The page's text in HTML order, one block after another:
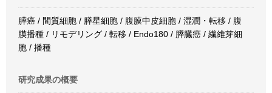
膵癌 / 間質細胞 / 膵星細胞 / 腹膜中皮細胞 / 湿潤・転移 / 腹
膜播種 / リモデリング / 転移 / Endo180 / 膵臓癌 / 繊維芽細
胞 / 播種
研究成果の概要